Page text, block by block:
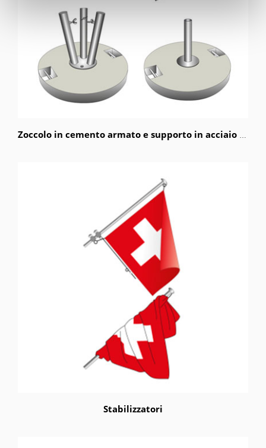
Zoccolo in cemento armato e supporto in acciaio cromato
Stabilizzatori